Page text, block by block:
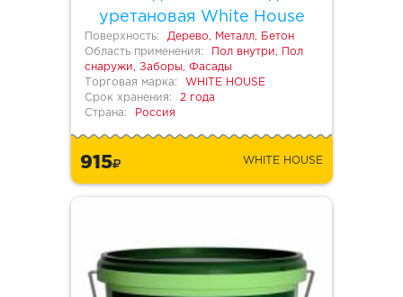
уретановая White House
Поверхность:
Дерево, Металл, Бетон
Область применения:
Пол внутри, Пол
снаружи, Заборы, Фасады
Торговая марка:
WHITE HOUSE
Срок хранения:
2 года
Страна:
Россия
915 WHITE HOUSE